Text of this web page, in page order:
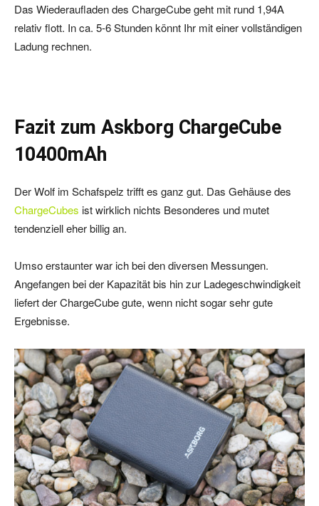
Das Wiederaufladen des ChargeCube geht mit rund 1,94A
relativ flott. In ca. 5-6 Stunden könnt Ihr mit einer vollständigen
Ladung rechnen.
Fazit zum Askborg ChargeCube
10400mAh
Der Wolf im Schafspelz trifft es ganz gut. Das Gehäuse des
ChargeCubes ist wirklich nichts Besonderes und mutet
tendenziell eher billig an.
Umso erstaunter war ich bei den diversen Messungen.
Angefangen bei der Kapazität bis hin zur Ladegeschwindigkeit
liefert der ChargeCube gute, wenn nicht sogar sehr gute
Ergebnisse.